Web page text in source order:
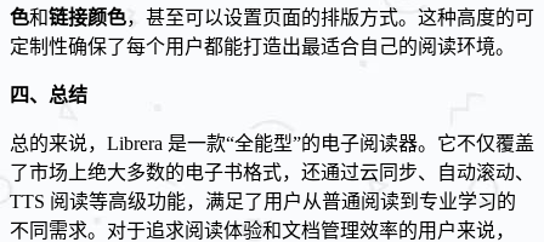
色和链接颜色，甚至可以设置页面的排版方式。这种高度的可
定制性确保了每个用户都能打造出最适合自己的阅读环境。
四、总结
总的来说，Librera 是一款“全能型”的电子阅读器。它不仅覆盖
了市场上绝大多数的电子书格式，还通过云同步、自动滚动、
TTS 阅读等高级功能，满足了用户从普通阅读到专业学习的
不同需求。对于追求阅读体验和文档管理效率的用户来说，